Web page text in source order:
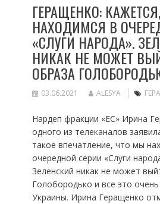
ГЕРАЩЕНКО:
НАХОДИМСЯ В
«СЛУГИ НАРОДА».
НИКАК НЕ МОЖЕТ
ОБРАЗА
03.06.2021 ALESYA
Нардеп фракции «ЕС» Ирина
одного из телеканалов
такое впечатление, что мы
очередной серии «Слуги
Зеленский никак не может
Голобородько и все это
Украины. Ирина Геращенко